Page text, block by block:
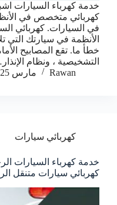
خدمة كهرباء السيارات
كهربائي متخصص في
في السيارات. كهربائي
الأنظمة في سيارتك
خطأ ما. تقع المصابيح
التشخيصية ، ونظام
Rawan
مارس 25, 2021
كهربائي سيارات
كهربائي سيارات متنقل